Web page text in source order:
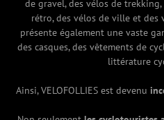
de gravel, des vélos de
rétro, des vélos de ville et des
présente également une vaste
des casques, des vêtements de
littérature
Ainsi, VELOFOLLIES est devenu